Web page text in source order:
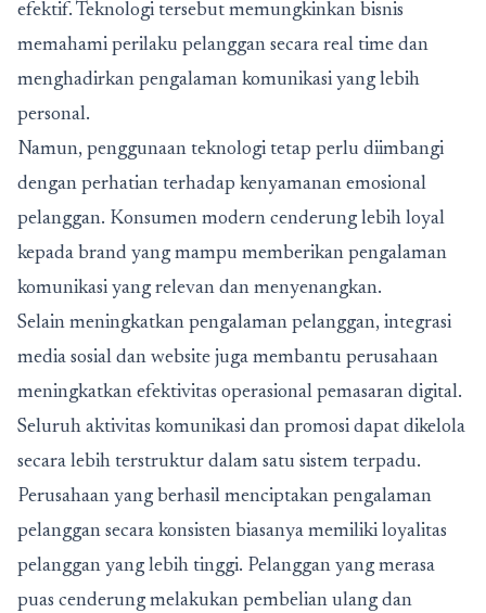
efektif. Teknologi tersebut memungkinkan bisnis
memahami perilaku pelanggan secara real time dan
menghadirkan pengalaman komunikasi yang lebih
personal.
Namun, penggunaan teknologi tetap perlu diimbangi
dengan perhatian terhadap kenyamanan emosional
pelanggan. Konsumen modern cenderung lebih loyal
kepada brand yang mampu memberikan pengalaman
komunikasi yang relevan dan menyenangkan.
Selain meningkatkan pengalaman pelanggan, integrasi
media sosial dan website juga membantu perusahaan
meningkatkan efektivitas operasional pemasaran digital.
Seluruh aktivitas komunikasi dan promosi dapat dikelola
secara lebih terstruktur dalam satu sistem terpadu.
Perusahaan yang berhasil menciptakan pengalaman
pelanggan secara konsisten biasanya memiliki loyalitas
pelanggan yang lebih tinggi. Pelanggan yang merasa
puas cenderung melakukan pembelian ulang dan